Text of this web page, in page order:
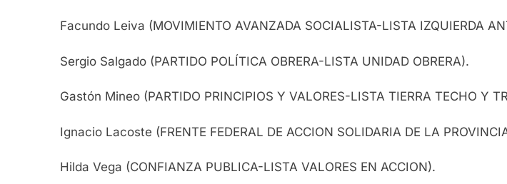
Facundo Leiva (MOVIMIENTO AVANZADA SOCIALISTA-LISTA IZQUIERDA
Sergio Salgado (PARTIDO POLÍTICA OBRERA-LISTA UNIDAD OBRERA).
Gastón Mineo (PARTIDO PRINCIPIOS Y VALORES-LISTA TIERRA TECHO Y
Ignacio Lacoste (FRENTE FEDERAL DE ACCION SOLIDARIA DE LA
Hilda Vega (CONFIANZA PUBLICA-LISTA VALORES EN ACCION).